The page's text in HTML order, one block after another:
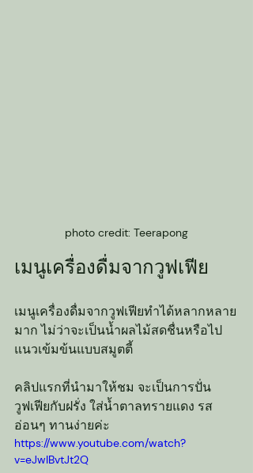
photo credit: Teerapong
เมนูเครื่องดื่มจากวูฟเฟีย
เมนูเครื่องดื่มจากวูฟเฟียทำได้หลากหลาย
มาก ไม่ว่าจะเป็นน้ำผลไม้สดชื่นหรือไป
แนวเข้มข้นแบบสมูตตี้
คลิปแรกที่นำมาให้ชม จะเป็นการปั่น
วูฟเฟียกับฝรั่ง ใส่น้ำตาลทรายแดง รส
อ่อนๆ ทานง่ายค่ะ
https://www.youtube.com/watch?
v=eJwIBvtJt2Q